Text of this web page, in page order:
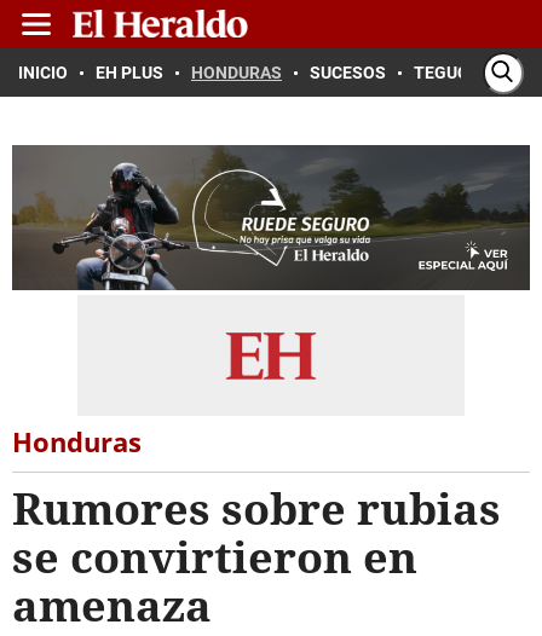
INICIO EH PLUS HONDURAS SUCESOS TEGUCIGALPA
Honduras
Rumores sobre rubias
se convirtieron en
amenaza